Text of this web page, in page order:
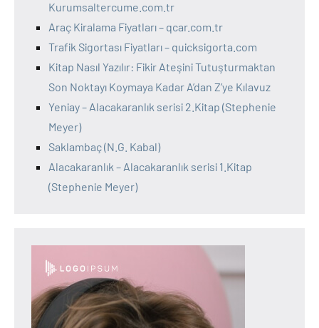
Kurumsaltercume.com.tr
Araç Kiralama Fiyatları – qcar.com.tr
Trafik Sigortası Fiyatları – quicksigorta.com
Kitap Nasıl Yazılır: Fikir Ateşini Tutuşturmaktan
Son Noktayı Koymaya Kadar A’dan Z’ye Kılavuz
Yeniay – Alacakaranlık serisi 2.Kitap (Stephenie
Meyer)
Saklambaç (N.G. Kabal)
Alacakaranlık – Alacakaranlık serisi 1.Kitap
(Stephenie Meyer)